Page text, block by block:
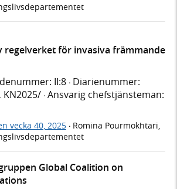
regelverket för invasiva främmande
II:8 · Diarienummer:
KN2025/ · Ansvarig chefstjänsteman:
vecka 40, 2025 · Romina Pourmokhtari,
Global Coalition on